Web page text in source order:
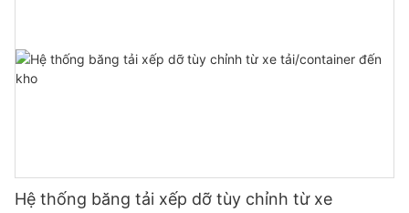
Hệ thống băng tải xếp dỡ tùy chỉnh từ xe